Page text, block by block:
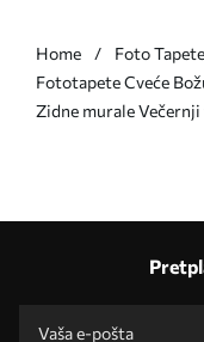
Home Foto Tapete
Fototapete Cveće
Zidne murale Večernji